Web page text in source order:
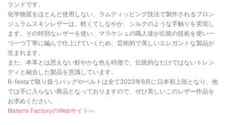
ランドです。
化学物質をほとんど使用しない、ラムディッピング技法で製作されるプロン
ジュラムスキンレザーは、軽くてしなやか、シルクのような手触りを実現し
ます。その特別なレザーを使い、マラケシュの職人達が伝統の技術を使い一
つ一つ丁寧に編んで仕上げていくため、芸術的で美しいエレガントな製品が
生まれます。
また、本革とは思えない鮮やかな色も特徴で、伝統的なだけではないトレン
ディと融合した製品を意識しています。
R-festaで取り扱うバッグやベルトは全て2023年6月に日本初上陸となり、他
では手に入らない商品となっておりますので、ぜひ美しいこのレザー作品を
お求めください。
Naterra FactoryのWebサイトへ